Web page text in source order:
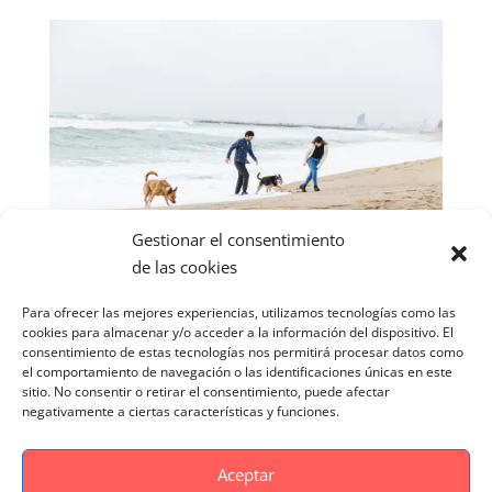
Gestionar el consentimiento
de las cookies
Para ofrecer las mejores experiencias, utilizamos tecnologías como las
cookies para almacenar y/o acceder a la información del dispositivo. El
consentimiento de estas tecnologías nos permitirá procesar datos como
el comportamiento de navegación o las identificaciones únicas en este
sitio. No consentir o retirar el consentimiento, puede afectar
negativamente a ciertas características y funciones.
Aceptar